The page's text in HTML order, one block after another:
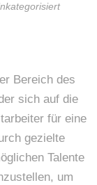
Bereich des
sich auf die
für eine
gezielte
Talente
um